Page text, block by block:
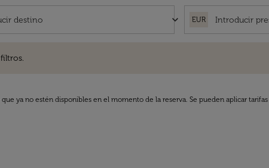
keyboard_arrow_down EUR
ya no estén disponibles en el momento de la reserva. Se pueden aplicar